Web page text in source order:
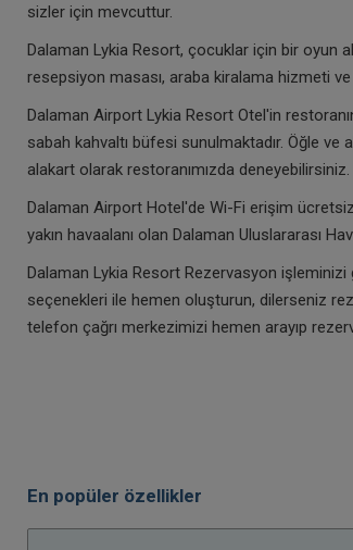
sizler için mevcuttur.
Dalaman Lykia Resort, çocuklar için bir oyun
resepsiyon masası, araba kiralama hizmeti
Dalaman Airport Lykia Resort Otel'in
sabah kahvaltı büfesi sunulmaktadır. Öğle
alakart olarak restoranımızda deneyebilirsiniz.
Dalaman Airport Hotel'de Wi-Fi erişim
yakın havaalanı olan Dalaman Uluslararası
Dalaman Lykia Resort Rezervasyon
seçenekleri ile hemen oluşturun, dilerseniz
telefon çağrı merkezimizi hemen arayıp
En popüler özellikler